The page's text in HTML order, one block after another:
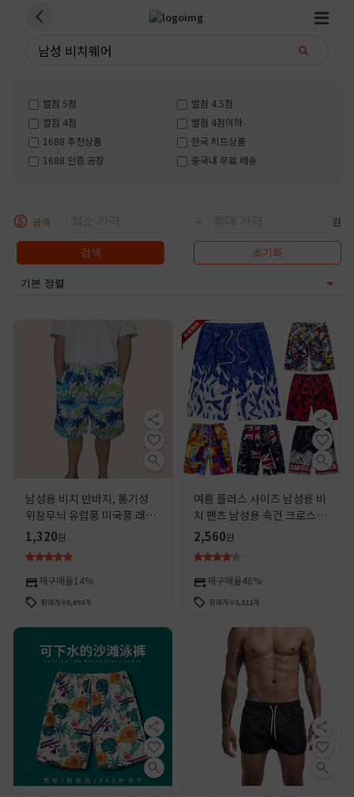
별점 5점
별점 4.5점
별점 4점
별점 4점이하
1688 추천상품
한국 히트상품
1688 인증 공장
중국내 무료 배송
금액 ~ 원
남성용 비치 반바지, 통기성
위장무늬 유럽풍 미국풍 래프
팅 수영 반바지, 속건 홈웨어
캐주얼 팬츠, 인스타 스타일
반바지
1,320원
재구매율 14%
판매개수5,693개
여름 플러스 사이즈 남성용 비
치 팬츠 남성용 속건 크로스 보
더 반바지 느슨한 커플 반바지
남성용 큰 바지 남성용 바지
2,560원
재구매율48%
판매개수3,111개